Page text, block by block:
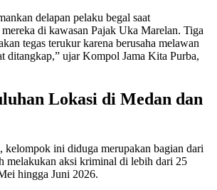
delapan pelaku begal saat
di kawasan Pajak Uka Marelan. Tiga
tegas terukur karena berusaha melawan
ditangkap,” ujar Kompol Jama Kita Purba,
Lokasi di Medan dan
kelompok ini diduga merupakan bagian dari
melakukan aksi kriminal di lebih dari 25
hingga Juni 2026.